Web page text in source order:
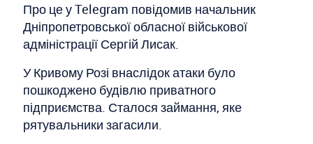
Про це у Telegram повідомив начальник
Дніпропетровської обласної військової
адміністрації Сергій Лисак.
У Кривому Розі внаслідок атаки було
пошкоджено будівлю приватного
підприємства. Сталося займання, яке
рятувальники загасили.